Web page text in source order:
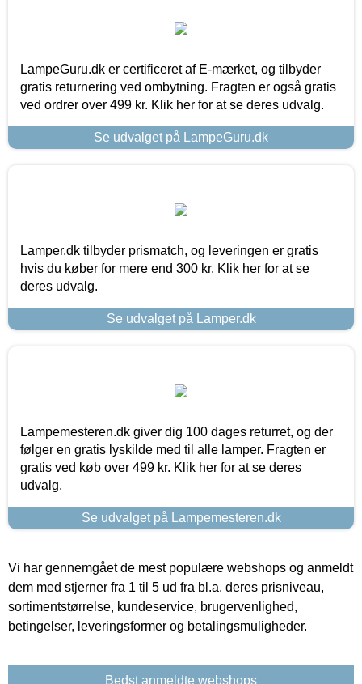
LampeGuru.dk er certificeret af E-mærket, og tilbyder
gratis returnering ved ombytning. Fragten er også gratis
ved ordrer over 499 kr. Klik her for at se deres udvalg.
Se udvalget på LampeGuru.dk
Lamper.dk tilbyder prismatch, og leveringen er gratis
hvis du køber for mere end 300 kr. Klik her for at se
deres udvalg.
Se udvalget på Lamper.dk
Lampemesteren.dk giver dig 100 dages returret, og der
følger en gratis lyskilde med til alle lamper. Fragten er
gratis ved køb over 499 kr. Klik her for at se deres
udvalg.
Se udvalget på Lampemesteren.dk
Vi har gennemgået de mest populære webshops og anmeldt
dem med stjerner fra 1 til 5 ud fra bl.a. deres prisniveau,
sortimentstørrelse, kundeservice, brugervenlighed,
betingelser, leveringsformer og betalingsmuligheder.
Bedst anmeldte webshops